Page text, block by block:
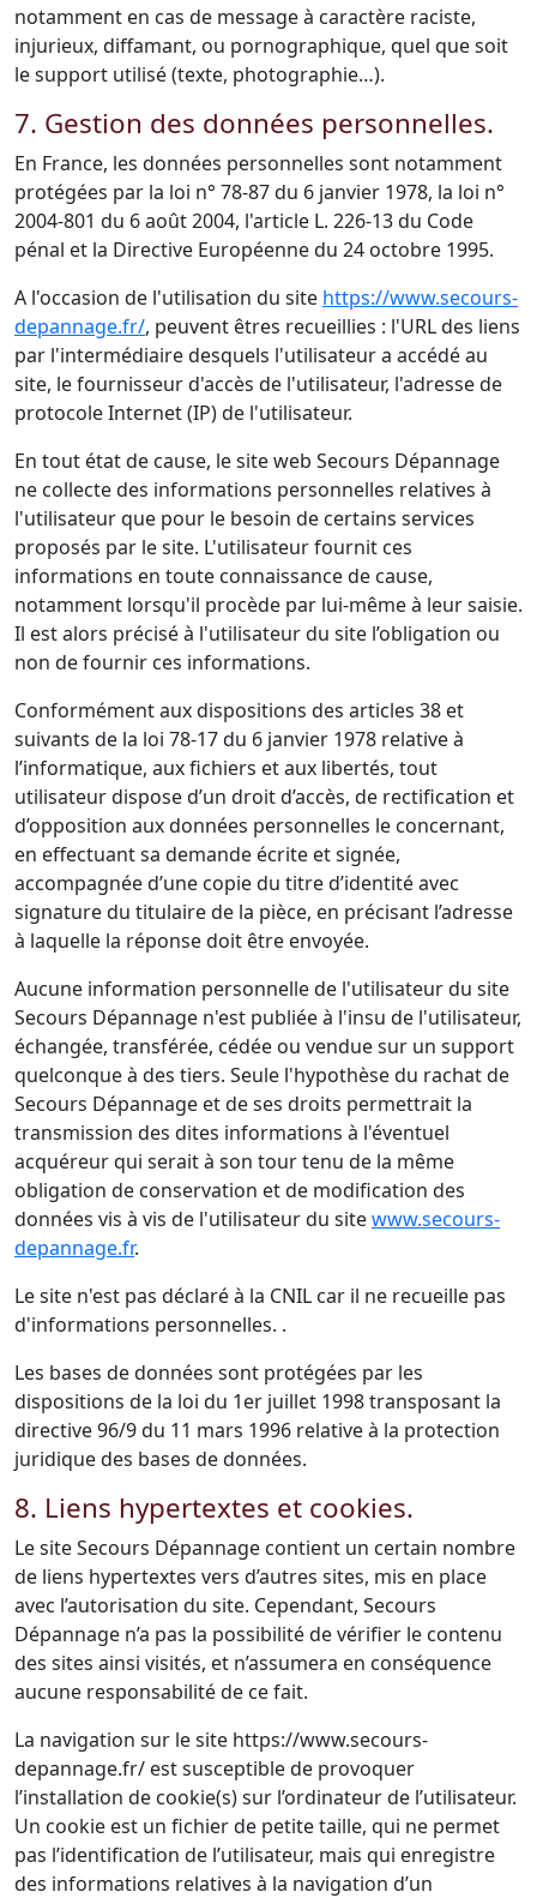
notamment en cas de message à caractère raciste,
injurieux, diffamant, ou pornographique, quel que soit
le support utilisé (texte, photographie…).
7. Gestion des données personnelles.
En France, les données personnelles sont notamment
protégées par la loi n° 78-87 du 6 janvier 1978, la loi n°
2004-801 du 6 août 2004, l'article L. 226-13 du Code
pénal et la Directive Européenne du 24 octobre 1995.
A l'occasion de l'utilisation du site https://www.secours-
depannage.fr/, peuvent êtres recueillies : l'URL des liens
par l'intermédiaire desquels l'utilisateur a accédé au
site, le fournisseur d'accès de l'utilisateur, l'adresse de
protocole Internet (IP) de l'utilisateur.
En tout état de cause, le site web Secours Dépannage
ne collecte des informations personnelles relatives à
l'utilisateur que pour le besoin de certains services
proposés par le site. L'utilisateur fournit ces
informations en toute connaissance de cause,
notamment lorsqu'il procède par lui-même à leur saisie.
Il est alors précisé à l'utilisateur du site l’obligation ou
non de fournir ces informations.
Conformément aux dispositions des articles 38 et
suivants de la loi 78-17 du 6 janvier 1978 relative à
l’informatique, aux fichiers et aux libertés, tout
utilisateur dispose d’un droit d’accès, de rectification et
d’opposition aux données personnelles le concernant,
en effectuant sa demande écrite et signée,
accompagnée d’une copie du titre d’identité avec
signature du titulaire de la pièce, en précisant l’adresse
à laquelle la réponse doit être envoyée.
Aucune information personnelle de l'utilisateur du site
Secours Dépannage n'est publiée à l'insu de l'utilisateur,
échangée, transférée, cédée ou vendue sur un support
quelconque à des tiers. Seule l'hypothèse du rachat de
Secours Dépannage et de ses droits permettrait la
transmission des dites informations à l'éventuel
acquéreur qui serait à son tour tenu de la même
obligation de conservation et de modification des
données vis à vis de l'utilisateur du sitewww.secours-
depannage.fr.
Le site n'est pas déclaré à la CNIL car il ne recueille pas
d'informations personnelles. .
Les bases de données sont protégées par les
dispositions de la loi du 1er juillet 1998 transposant la
directive 96/9 du 11 mars 1996 relative à la protection
juridique des bases de données.
8. Liens hypertextes et cookies.
Le site Secours Dépannage contient un certain nombre
de liens hypertextes vers d’autres sites, mis en place
avec l’autorisation du site. Cependant, Secours
Dépannage n’a pas la possibilité de vérifier le contenu
des sites ainsi visités, et n’assumera en conséquence
aucune responsabilité de ce fait.
La navigation sur le site https://www.secours-
depannage.fr/ est susceptible de provoquer
l’installation de cookie(s) sur l’ordinateur de l’utilisateur.
Un cookie est un fichier de petite taille, qui ne permet
pas l’identification de l’utilisateur, mais qui enregistre
des informations relatives à la navigation d’un